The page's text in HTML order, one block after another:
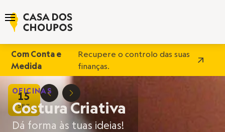
Com Conta e
Medida
Recupere o controlo das suas
finanças.
15
SET
D E
OFICINAS
Costura Criativa
Dá forma às tuas ideias!